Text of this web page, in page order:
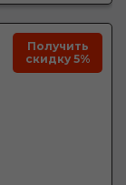
Получить
скидку 5%